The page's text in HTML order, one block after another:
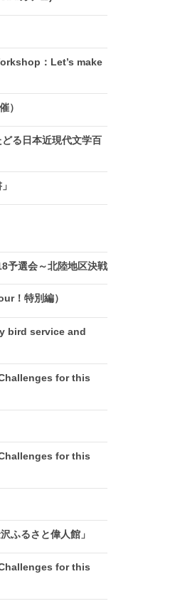
：Let’s make
）
る日本近現代文学百
予選会～北陸地区決戦
！特別編）
bird service and
for this
for this
ふるさと偉人館」
for this